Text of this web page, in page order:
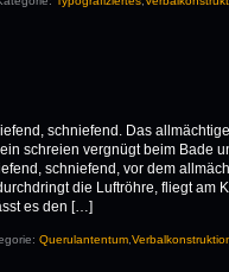
schniefend. Das
schreien vergnügt beim Bade
schniefend, vor dem
die Luftröhre, fliegt am
es den […]
Querulantentum,